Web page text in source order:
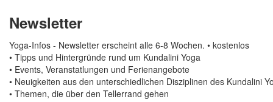
Newsletter
Yoga-Infos - Newsletter erscheint alle 6-8 Wochen. • kostenlos
• Tipps und Hintergründe rund um Kundalini Yoga
• Events, Veranstatlungen und Ferienangebote
• Neuigkeiten aus den unterschiedlichen Disziplinen des Kundalini
• Themen, die über den Tellerrand gehen